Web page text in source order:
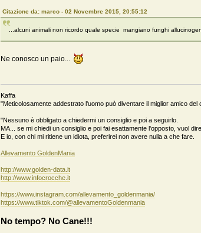
Citazione da: marco - 02 Novembre 2015, 20:55:12
...alcuni animali non ricordo quale specie mangiano funghi
Ne conosco un paio...
Kaffa
"Meticolosamente addestrato l'uomo può diventare il miglior amico del
"Nessuno è obbligato a chiedermi un consiglio e poi a seguirlo.
MA... se mi chiedi un consiglio e poi fai esattamente l'opposto, vuol
E io, con chi mi ritiene un idiota, preferirei non avere nulla a che fare.
Allevamento GoldenMania
http://www.golden-data.it
http://www.infocrocche.it
https://www.instagram.com/allevamento_goldenmania/
https://www.tiktok.com/@allevamentoGoldenmania
No tempo? No Cane!!!